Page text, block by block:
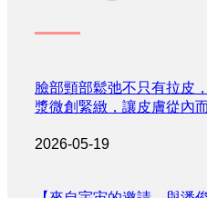
臉部頸部鬆弛不只有拉皮
漿微創緊緻，讓皮膚從內
2026-05-19